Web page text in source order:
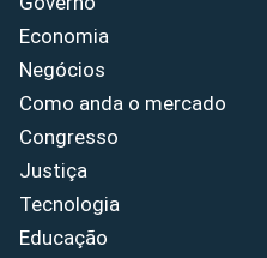
Economia
Negócios
Como anda o mercado
Congresso
Justiça
Tecnologia
Educação